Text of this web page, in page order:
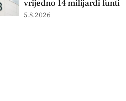
vrijedno 14 milijardi funti
5.8.2026